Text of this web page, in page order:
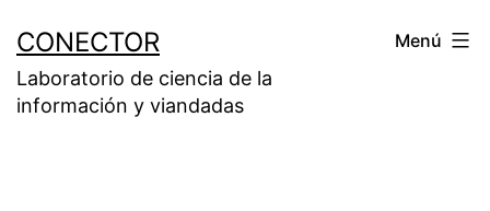
contenido
CONECTOR
Laboratorio de ciencia de la
información y viandadas
Menú